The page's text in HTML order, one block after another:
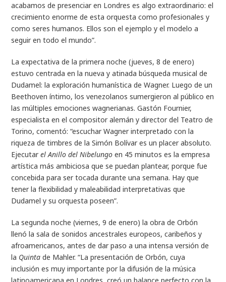
acabamos de presenciar en Londres es algo extraordinario: el
crecimiento enorme de esta orquesta como profesionales y
como seres humanos. Ellos son el ejemplo y el modelo a
seguir en todo el mundo”.
La expectativa de la primera noche (jueves, 8 de enero)
estuvo centrada en la nueva y atinada búsqueda musical de
Dudamel: la exploración humanística de Wagner. Luego de un
Beethoven íntimo, los venezolanos sumergieron al público en
las múltiples emociones wagnerianas. Gastón Fournier,
especialista en el compositor alemán y director del Teatro de
Torino, comentó: “escuchar Wagner interpretado con la
riqueza de timbres de la Simón Bolívar es un placer absoluto.
Ejecutarel Anillo del Nibelungo en 45 minutos es la empresa
artística más ambiciosa que se puedan plantear, porque fue
concebida para ser tocada durante una semana. Hay que
tener la flexibilidad y maleabilidad interpretativas que
Dudamel y su orquesta poseen”.
La segunda noche (viernes, 9 de enero) la obra de Orbón
llenó la sala de sonidos ancestrales europeos, caribeños y
afroamericanos, antes de dar paso a una intensa versión de
la Quinta de Mahler. “La presentación de Orbón, cuya
inclusión es muy importante por la difusión de la música